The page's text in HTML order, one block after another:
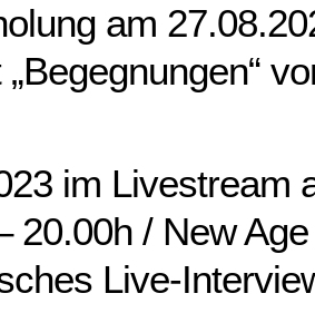
am
im Livestream
20.00h / New
Live-